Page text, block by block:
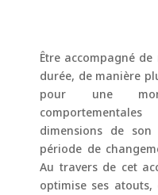
Être accompagné
durée, de manière
pour une
dimensions de son
période de
Au travers de cet
optimise ses atouts,